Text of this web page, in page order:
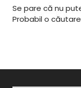
Se pare că nu
Probabil o